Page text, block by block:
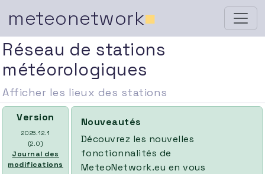
meteonetwork■
Réseau de stations
météorologiques
Afficher les lieux des stations
Version
2025.12.1
(2.0)
Journal des
modifications
Nouveautés
Découvrez les nouvelles
fonctionnalités de
MeteoNetwork.eu en vous